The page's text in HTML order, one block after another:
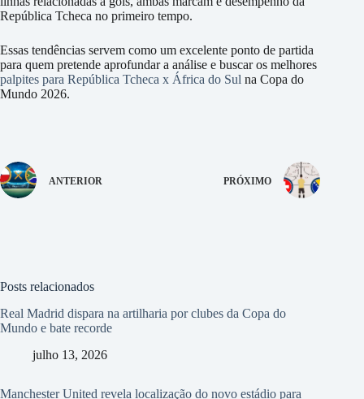
República Tcheca no primeiro tempo.
Essas tendências servem como um excelente ponto de partida
para quem pretende aprofundar a análise e buscar os melhores
palpites para República Tcheca x África do Sul na Copa do
Mundo 2026.
ANTERIOR PRÓXIMO
Posts relacionados
Real Madrid dispara na artilharia por clubes da Copa do
Mundo e bate recorde
julho 13, 2026
Manchester United revela localização do novo estádio para